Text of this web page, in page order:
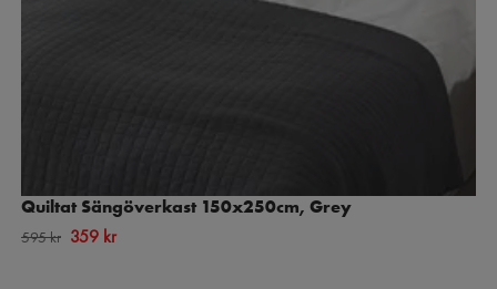
Quiltat Sängöverkast 150x250cm, Grey
595 kr 359 kr